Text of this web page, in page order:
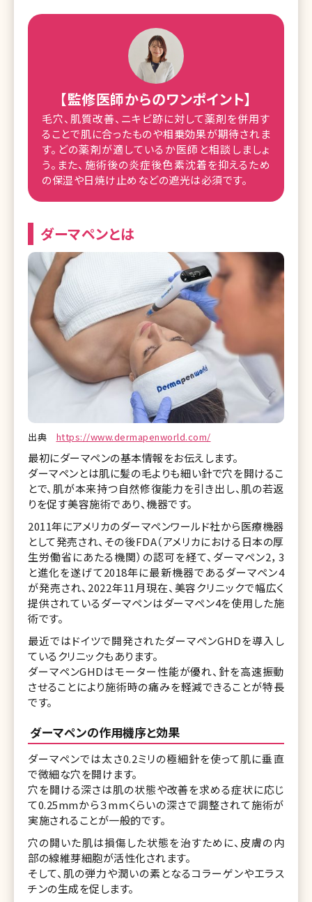
【監修医師からのワンポイント】
毛穴、肌質改善、ニキビ跡に対して薬剤を併用す
ることで肌に合ったものや相乗効果が期待されま
す。どの薬剤が適しているか医師と相談しましょ
う。また、施術後の炎症後色素沈着を抑えるため
の保湿や日焼け止めなどの遮光は必須です。
ダーマペンとは
出典 https://www.dermapenworld.com/
最初にダーマペンの基本情報をお伝えします。
ダーマペンとは肌に髪の毛よりも細い針で穴を開けるこ
とで、肌が本来持つ自然修復能力を引き出し、肌の若返
りを促す美容施術であり、機器です。
2011年にアメリカのダーマペンワールド社から医療機器
として発売され、その後FDA（アメリカにおける日本の厚
生労働省にあたる機関）の認可を経て、ダーマペン2，3
と進化を遂げて2018年に最新機器であるダーマペン4
が発売され、2022年11月現在、美容クリニックで幅広く
提供されているダーマペンはダーマペン4を使用した施
術です。
最近ではドイツで開発されたダーマペンGHDを導入し
ているクリニックもあります。
ダーマペンGHDはモーター性能が優れ、針を高速振動
させることにより施術時の痛みを軽減できることが特長
です。
ダーマペンの作用機序と効果
ダーマペンでは太さ0.2ミリの極細針を使って肌に垂直
で微細な穴を開けます。
穴を開ける深さは肌の状態や改善を求める症状に応じ
て0.25mmから３mmくらいの深さで調整されて施術が
実施されることが一般的です。
穴の開いた肌は損傷した状態を治すために、皮膚の内
部の線維芽細胞が活性化されます。
そして、肌の弾力や潤いの素となるコラーゲンやエラス
チンの生成を促します。